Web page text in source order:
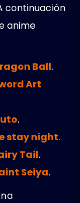
continuación
anime
Ball.
Art
.
stay night.
Tail.
Seiya.